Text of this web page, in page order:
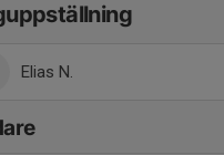
Elias N.